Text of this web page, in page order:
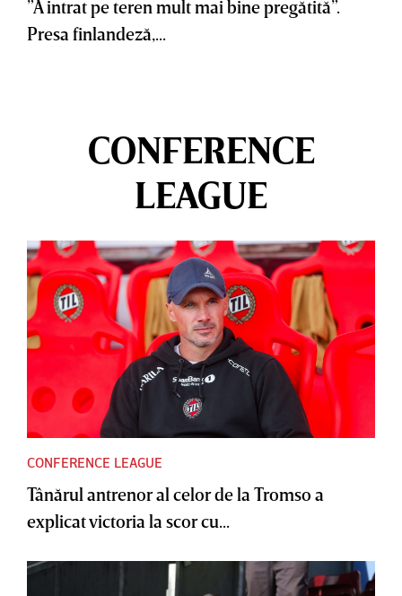
”A intrat pe teren mult mai bine pregătită”.
Presa finlandeză,...
CONFERENCE
LEAGUE
CONFERENCE LEAGUE
Tânărul antrenor al celor de la Tromso a
explicat victoria la scor cu...